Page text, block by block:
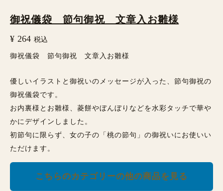
御祝儀袋 節句御祝 文章入お雛様
¥ 264 税込
御祝儀袋 節句御祝 文章入お雛様
優しいイラストと御祝いのメッセージが入った、節句御祝の
御祝儀袋です。
お内裏様とお雛様、菱餅やぼんぼりなどを水彩タッチで華や
かにデザインしました。
初節句に限らず、女の子の「桃の節句」の御祝いにお使いい
ただけます。
こちらのカテゴリーの他の商品を見る